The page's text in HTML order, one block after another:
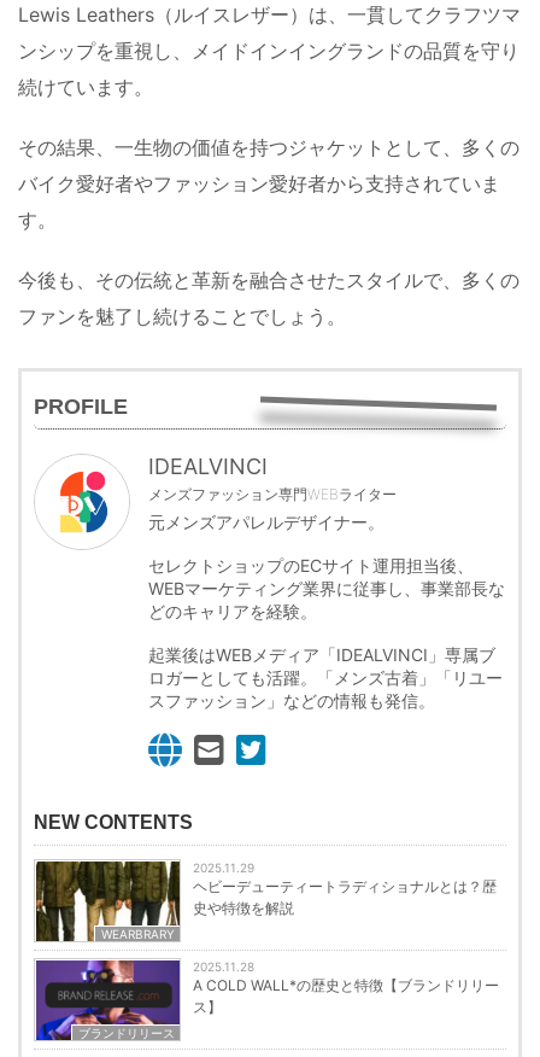
Lewis Leathers（ルイスレザー）は、一貫してクラフツマ
ンシップを重視し、メイドインイングランドの品質を守り
続けています。
その結果、一生物の価値を持つジャケットとして、多くの
バイク愛好者やファッション愛好者から支持されていま
す。
今後も、その伝統と革新を融合させたスタイルで、多くの
ファンを魅了し続けることでしょう。
PROFILE
IDEALVINCI
メンズファッション専門WEBライター
元メンズアパレルデザイナー。
セレクトショップのECサイト運用担当後、
WEBマーケティング業界に従事し、事業部長な
どのキャリアを経験。
起業後はWEBメディア「IDEALVINCI」専属ブ
ロガーとしても活躍。「メンズ古着」「リユー
スファッション」などの情報も発信。
NEW CONTENTS
WEARBRARY
2025.11.29
ヘビーデューティートラディショナルとは？歴
史や特徴を解説
ブランドリリース
2025.11.28
A COLD WALL*の歴史と特徴【ブランドリリー
ス】